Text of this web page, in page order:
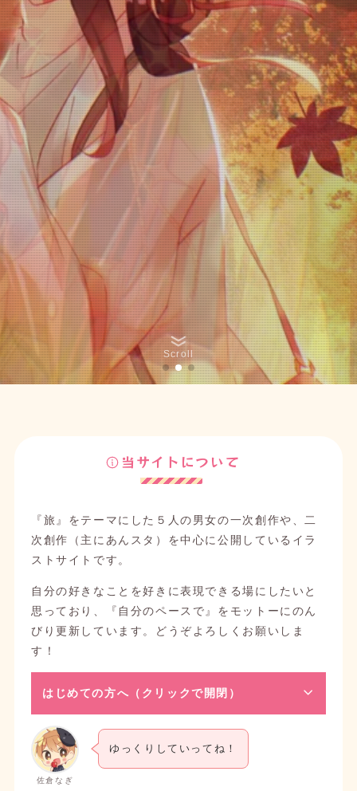
Scroll
当サイトについて
『旅』をテーマにした５人の男女の一次創作や、二
次創作（主にあんスタ）を中心に公開しているイラ
ストサイトです。
自分の好きなことを好きに表現できる場にしたいと
思っており、『自分のペースで』をモットーにのん
びり更新しています。どうぞよろしくお願いしま
す！
はじめての方へ（クリックで開閉）
佐倉なぎ
ゆっくりしていってね！